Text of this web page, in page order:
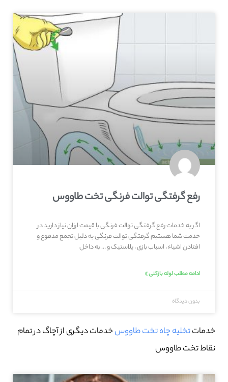
رفع گرفتگی توالت فرنگی تخت طاووس
اگر به خدمات رفع گرفتگی توالت فرنگی با قیمت ارزان نیاز دارید در
خدمت شما هستیم گرفتگی توالت فرنگی به دلیل تجمع مدفوع و
افتادن اشیاء ، اسباب بازی ، پلاستیک و … به داخل
ادامه مطلب لوله بازکنی »
بدون دیدگاه
خدماتتخلیه چاه تخت طاووسخدمات دیگری از آچاگ در تمام
نقاط تخت طاووس